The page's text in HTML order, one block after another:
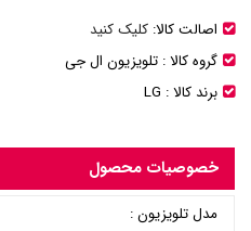
اصالت کالا: کلیک کنید
گروه کالا : تلویزیون ال جی
برند کالا : LG
خصوصیات محصول
مدل تلویزیون :